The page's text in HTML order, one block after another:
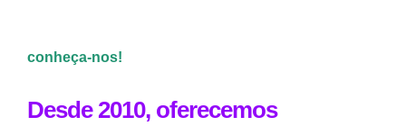
conheça-nos!
Desde 2010, oferecemos